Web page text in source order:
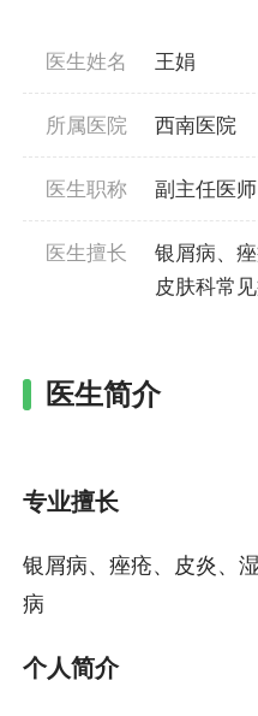
医生姓名 王娟
所属医院 西南医院
医生职称 副主任医师
医生擅长
银屑病、
皮肤科常见
医生简介
专业擅长
银屑病、痤疮、皮炎、
病
个人简介